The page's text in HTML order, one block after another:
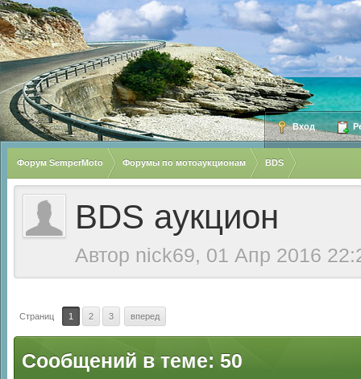
Вход
Форум SemperMoto Форумы по мотоаукционам BDS
BDS аукцион
Автор nick69, 01 Апр 2016
Страниц 1 2 3 вперед
Сообщений в теме: 50